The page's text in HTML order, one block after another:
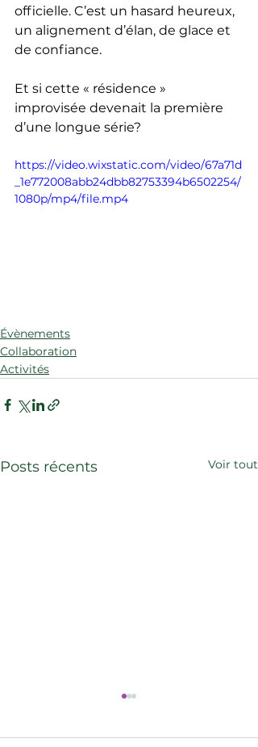
officielle. C’est un hasard heureux,
un alignement d’élan, de glace et
de confiance.
Et si cette « résidence »
improvisée devenait la première
d’une longue série?
https://video.wixstatic.com/video/67a71d
_1e772008abb24dbb82753394b6502254/
1080p/mp4/file.mp4
Évènements
Collaboration
Activités
Posts récents Voir tout